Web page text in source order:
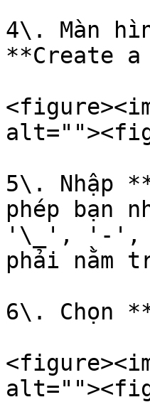
4\. Màn
**Create
5\. Nhập
phép bạn
'\_', '-',
phải nằm
6\. Chọn